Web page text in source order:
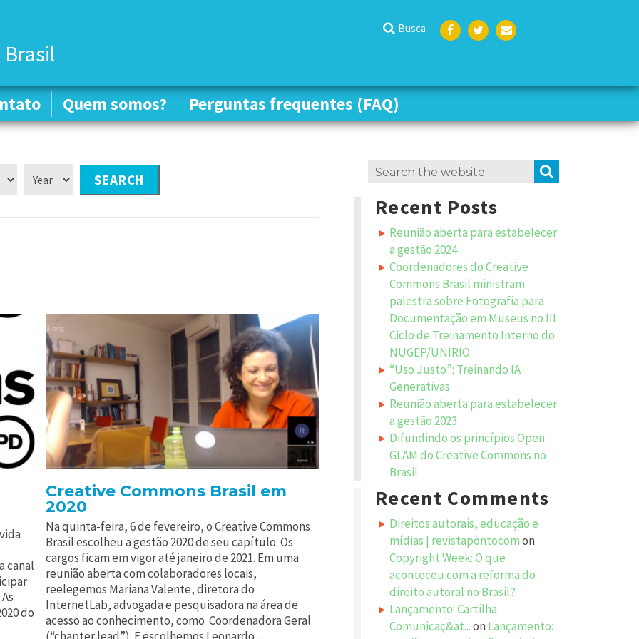
Brasil
Busca
k
Quem somos? Perguntas frequentes (FAQ)
Quem somos? Perguntas frequentes (FAQ)
canal
do
Creative Commons Brasil em
2020
Na quinta-feira, 6 de fevereiro, o Creative Commons
Brasil escolheu a gestão 2020 de seu capítulo. Os
cargos ficam em vigor até janeiro de 2021. Em uma
reunião aberta com colaboradores locais,
reelegemos Mariana Valente, diretora do
InternetLab, advogada e pesquisadora na área de
acesso ao conhecimento, como Coordenadora Geral
Search
Recent Posts
Reunião aberta para estabelecer
a gestão 2024
Coordenadores do Creative
Commons Brasil ministram
palestra sobre Fotografia para
Documentação em Museus no III
Ciclo de Treinamento Interno do
NUGEP/UNIRIO
“Uso Justo”: Treinando IA
Generativas
Reunião aberta para estabelecer
a gestão 2023
Difundindo os princípios Open
GLAM do Creative Commons no
Brasil
Recent Comments
Direitos autorais, educação e
mídias | revistapontocomon
Copyright Week: O que
aconteceu com a reforma do
direito autoral no Brasil?
Lançamento: Cartilha
Comunicaç&at...on Lançamento: